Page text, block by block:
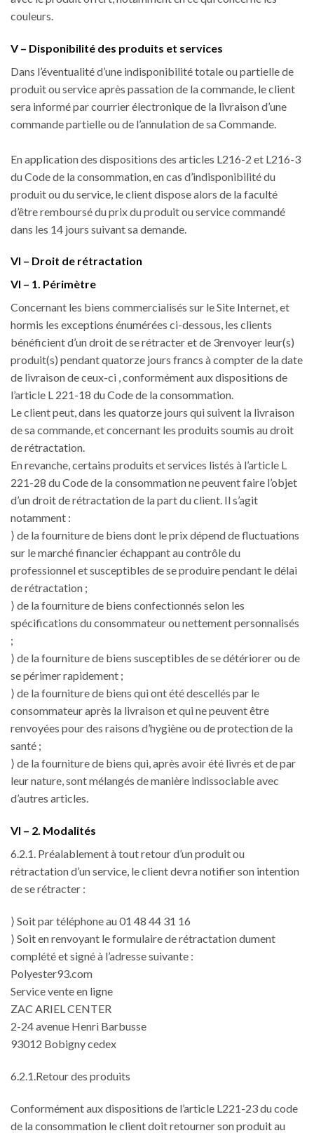
couleurs.
V – Disponibilité des produits et services
Dans l’éventualité d’une indisponibilité totale ou partielle de
produit ou service après passation de la commande, le client
sera informé par courrier électronique de la livraison d’une
commande partielle ou de l’annulation de sa Commande.
En application des dispositions des articles L216-2 et L216-3
du Code de la consommation, en cas d’indisponibilité du
produit ou du service, le client dispose alors de la faculté
d’être remboursé du prix du produit ou service commandé
dans les 14 jours suivant sa demande.
VI – Droit de rétractation
VI – 1. Périmètre
Concernant les biens commercialisés sur le Site Internet, et
hormis les exceptions énumérées ci-dessous, les clients
bénéficient d’un droit de se rétracter et de 3renvoyer leur(s)
produit(s) pendant quatorze jours francs à compter de la date
de livraison de ceux-ci , conformément aux dispositions de
l’article L 221-18 du Code de la consommation.
Le client peut, dans les quatorze jours qui suivent la livraison
de sa commande, et concernant les produits soumis au droit
de rétractation.
En revanche, certains produits et services listés à l’article L
221-28 du Code de la consommation ne peuvent faire l’objet
d’un droit de rétractation de la part du client. Il s’agit
notamment :
⟩ de la fourniture de biens dont le prix dépend de fluctuations
sur le marché financier échappant au contrôle du
professionnel et susceptibles de se produire pendant le délai
de rétractation ;
⟩ de la fourniture de biens confectionnés selon les
spécifications du consommateur ou nettement personnalisés
;
⟩ de la fourniture de biens susceptibles de se détériorer ou de
se périmer rapidement ;
⟩ de la fourniture de biens qui ont été descellés par le
consommateur après la livraison et qui ne peuvent être
renvoyées pour des raisons d’hygiène ou de protection de la
santé ;
⟩ de la fourniture de biens qui, après avoir été livrés et de par
leur nature, sont mélangés de manière indissociable avec
d’autres articles.
VI – 2. Modalités
6.2.1. Préalablement à tout retour d’un produit ou
rétractation d’un service, le client devra notifier son intention
de se rétracter :
⟩ Soit par téléphone au 01 48 44 31 16
⟩ Soit en renvoyant le formulaire de rétractation dument
complété et signé à l’adresse suivante :
Polyester93.com
Service vente en ligne
ZAC ARIEL CENTER
2-24 avenue Henri Barbusse
93012 Bobigny cedex
6.2.1.Retour des produits
Conformément aux dispositions de l’article L221-23 du code
de la consommation le client doit retourner son produit au